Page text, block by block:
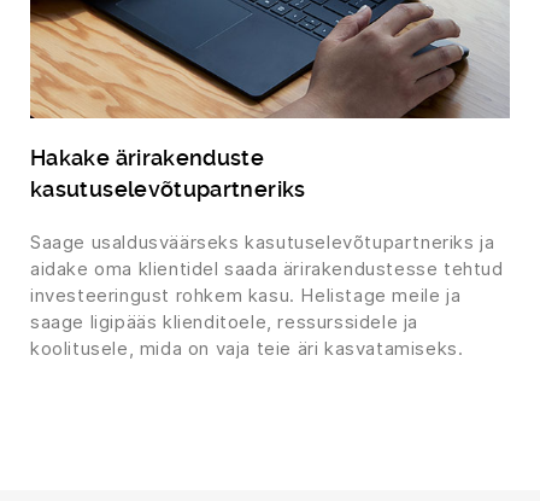
Hakake ärirakenduste
kasutuselevõtupartneriks
Saage usaldusväärseks kasutuselevõtupartneriks ja
aidake oma klientidel saada ärirakendustesse tehtud
investeeringust rohkem kasu. Helistage meile ja
saage ligipääs klienditoele, ressurssidele ja
koolitusele, mida on vaja teie äri kasvatamiseks.